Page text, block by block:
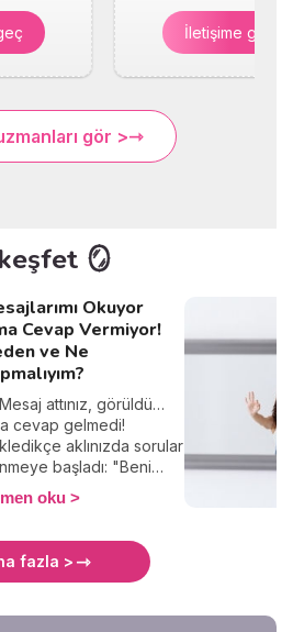
İletişime geç
gör >
🪞
Okuyor
Cevap Vermiyor!
ve Ne
attınız, görüldü…
cevap gelmedi!
aklınızda sorular
başladı: "Beni
mi geliyor?",
bir şey mi
Merak etmeyin,
değilsiniz! Bu yazıda
bunun
oku
fazla >